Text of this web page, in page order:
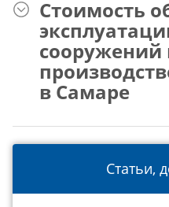
Статьи,
Стоимость
сооружений
в Самаре